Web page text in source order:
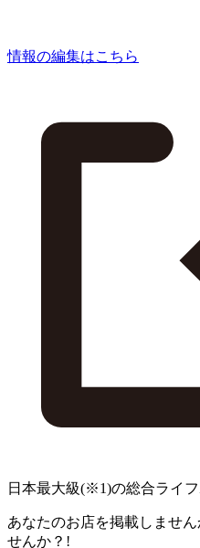
情報の編集はこちら
日本最大級(※1)の総合ライ
あなたのお店を掲載しません
せんか？!